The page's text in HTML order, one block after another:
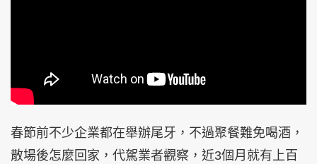
春節前不少企業都在舉辦尾牙，不過聚餐難免喝酒，
散場後怎麼回家，代駕業者觀察，近3個月就有上百